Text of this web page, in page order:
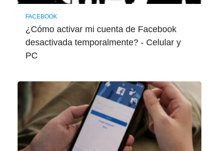
FACEBOOK
¿Cómo activar mi cuenta de Facebook
desactivada temporalmente? - Celular y
PC